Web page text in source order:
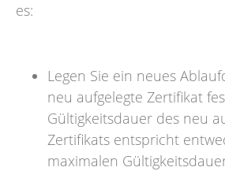
es:
Legen Sie ein neues
neu aufgelegte Zertifikat
Gültigkeitsdauer des neu
Zertifikats entspricht
maximalen